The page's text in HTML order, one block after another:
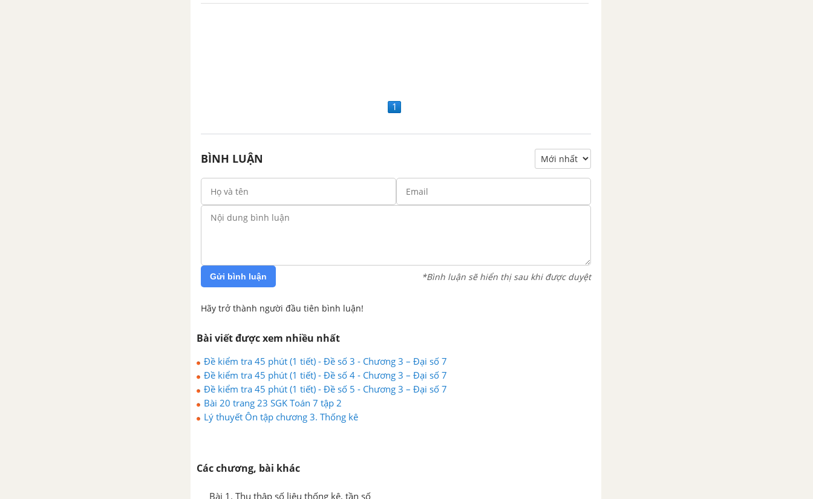
1
BÌNH LUẬN
Gửi bình luận *Bình luận sẽ hiển thị sau khi được duyệt
Hãy trở thành người đầu tiên bình luận!
Bài viết được xem nhiều nhất
Đề kiểm tra 45 phút (1 tiết) - Đề số 3 - Chương 3 – Đại số 7
Đề kiểm tra 45 phút (1 tiết) - Đề số 4 - Chương 3 – Đại số 7
Đề kiểm tra 45 phút (1 tiết) - Đề số 5 - Chương 3 – Đại số 7
Bài 20 trang 23 SGK Toán 7 tập 2
Lý thuyết Ôn tập chương 3. Thống kê
Các chương, bài khác
Bài 1. Thu thập số liệu thống kê, tần số